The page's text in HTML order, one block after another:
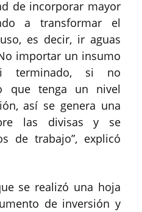
de incorporar mayor
a transformar el
es decir, ir aguas
importar un insumo
terminado, si no
que tenga un nivel
así se genera una
las divisas y se
de trabajo”, explicó
se realizó una hoja
de inversión y